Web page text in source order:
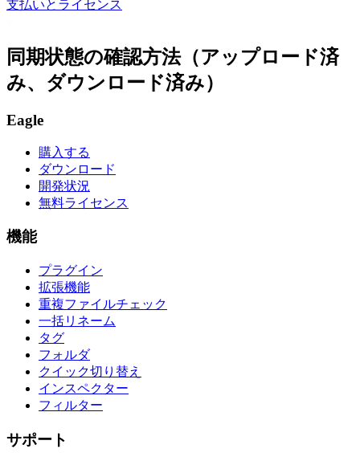
支払いとライセンス
同期状態の確認方法（アップロード済
み、ダウンロード済み）
Eagle
購入する
ダウンロード
開発状況
無料ライセンス
機能
プラグイン
拡張機能
重複ファイルチェック
一括リネーム
タグ
フォルダ
クイック切り替え
インスペクター
フィルター
サポート